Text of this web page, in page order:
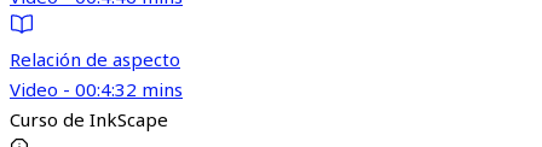
Relación de aspecto
Video - 00:4:32 mins
Curso de InkScape